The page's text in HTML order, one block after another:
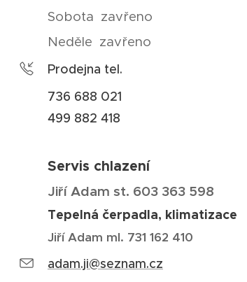
Sobota zavřeno
Neděle zavřeno
Prodejna tel.
736 688 021
499 882 418
Servis chlazení
Jiří Adam st. 603 363 598
Tepelná čerpadla, klimatizace
Jiří Adam ml. 731 162 410
adam.ji@seznam.cz